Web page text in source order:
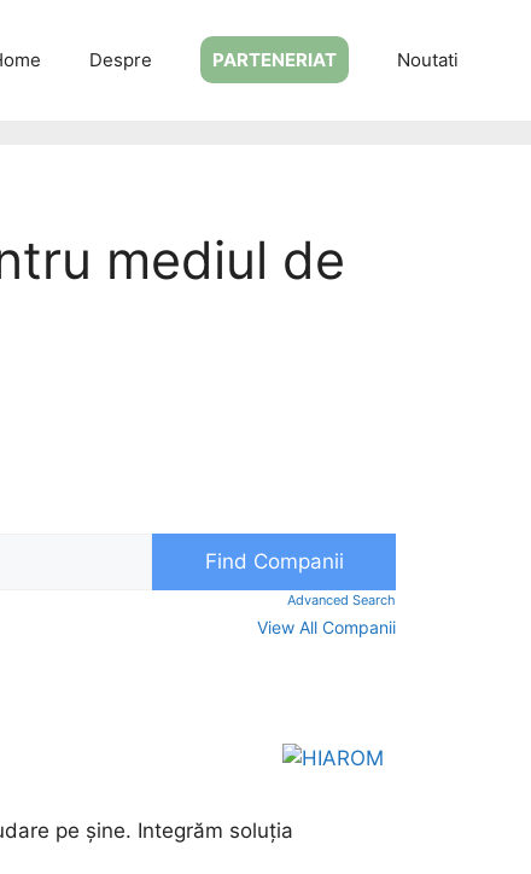
Despre PARTENERIAT Noutati
mediul de
Advanced Search
View All Companii
pe șine. Integrăm soluția